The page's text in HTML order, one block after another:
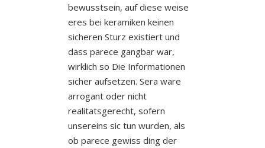
bewusstsein, auf diese weise
eres bei keramiken keinen
sicheren Sturz existiert und
dass parece gangbar war,
wirklich so Die Informationen
sicher aufsetzen. Sera ware
arrogant oder nicht
realitatsgerecht, sofern
unsereins sic tun wurden, als
ob parece gewiss ding der